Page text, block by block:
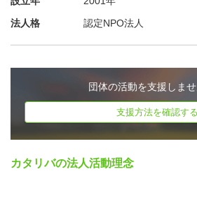
るよう伴走支援を行います。必要に
国ネットワークも活用し、探究支援
〇奥能登5校の探究プラットフォーム
奥能登の高校生が多様な他者と出会
るよう、合同学習プログラムや専門
と共有の仕組みなどを企画します。
プログラムでは、学校の垣根を越え
法人格
認定NPO法人
団体の活動を支援しま
支援方法を確認する
カタリバの法人活動理念